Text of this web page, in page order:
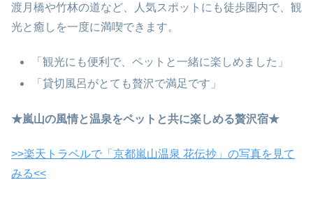
渡月橋や竹林の道など、人気スポットにも徒歩圏内で、観
光と癒しを一度に満喫できます。
「観光にも便利で、ペットと一緒に楽しめました」
「貸切風呂がとても贅沢で満足です」
★嵐山の風情と温泉をペットと共に楽しめる贅沢宿★
>>楽天トラベルで「京都嵐山温泉 花伝抄」の写真を見て
みる<<